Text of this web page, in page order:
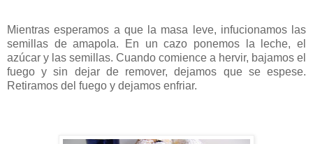
Mientras esperamos a que la masa leve, infucionamos las
semillas de amapola. En un cazo ponemos la leche, el
azúcar y las semillas. Cuando comience a hervir, bajamos el
fuego y sin dejar de remover, dejamos que se espese.
Retiramos del fuego y dejamos enfriar.